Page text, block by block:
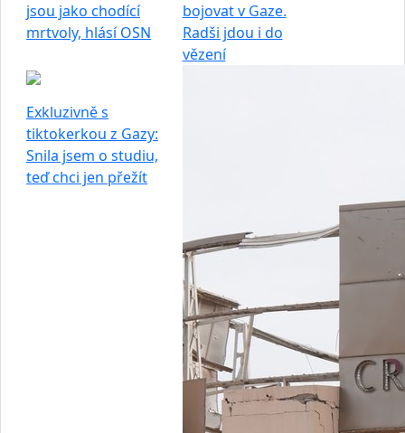
jsou jako chodící
mrtvoly, hlásí OSN
bojovat v Gaze.
Radši jdou i do
vězení
Exkluzivně s
tiktokerkou z Gazy:
Snila jsem o studiu,
teď chci jen přežít